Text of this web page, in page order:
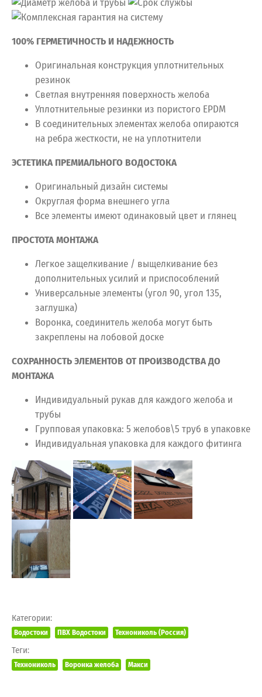
100% ГЕРМЕТИЧНОСТЬ И НАДЕЖНОСТЬ
Оригинальная конструкция уплотнительных
резинок
Светлая внутренняя поверхность желоба
Уплотнительные резинки из пористого EPDM
В соединительных элементах желоба опираются
на ребра жесткости, не на уплотнители
ЭСТЕТИКА ПРЕМИАЛЬНОГО ВОДОСТОКА
Оригинальный дизайн системы
Округлая форма внешнего угла
Все элементы имеют одинаковый цвет и глянец
ПРОСТОТА МОНТАЖА
Легкое защелкивание / выщелкивание без
дополнительных усилий и приспособлений
Универсальные элементы (угол 90, угол 135,
заглушка)
Воронка, соединитель желоба могут быть
закреплены на лобовой доске
СОХРАННОСТЬ ЭЛЕМЕНТОВ ОТ ПРОИЗВОДСТВА ДО
МОНТАЖА
Индивидуальный рукав для каждого желоба и
трубы
Групповая упаковка: 5 желобов\5 труб в упаковке
Индивидуальная упаковка для каждого фитинга
Категории:
Водостоки ПВХ Водостоки Технониколь (Россия)
Теги:
Технониколь Воронка желоба Макси